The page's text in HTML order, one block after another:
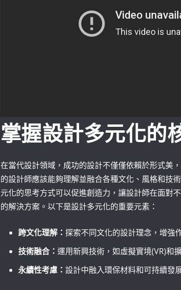
掌握設計多元化的
在當代設計領域，成功的設計不僅僅依賴於形式美
的設計師應該能夠理解並融合各種文化、風格和技
元化的思考方式可以促進創造力，讓設計師在面對
的解決方案。以下是設計多元化的重要元素：
跨文化理解： 探索不同文化的設計理念，增強
技術融合： 運用新興技術，如虛擬實境(VR)和
永續性考慮： 設計中融入環保材料和可持續發